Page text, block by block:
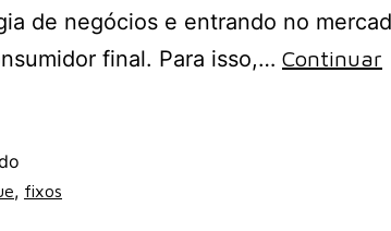
de negócios e entrando no
final. Para isso,… Continuar
, fixos